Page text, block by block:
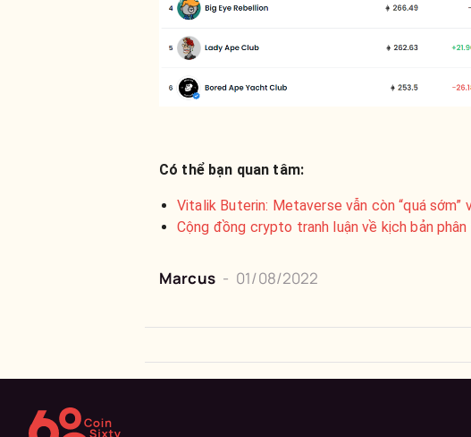
Có thể bạn quan tâm:
Vitalik Buterin: Metaverse vẫn còn “quá
Cộng đồng crypto tranh luận về kịch bản
Marcus - 01/08/2022